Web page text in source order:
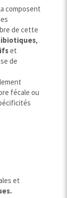
composent
de cette
,
et
de
fécale ou
et